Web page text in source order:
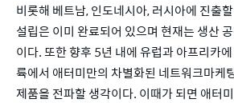
비롯해 베트남, 인도네시아, 러시아에 진출
설립은 이미 완료되어 있으며 현재는 생산
이다. 또한 향후 5년 내에 유럽과 아프리카
륙에서 애터미만의 차별화된 네트워크마케
제품을 전파할 생각이다. 이때가 되면 애터